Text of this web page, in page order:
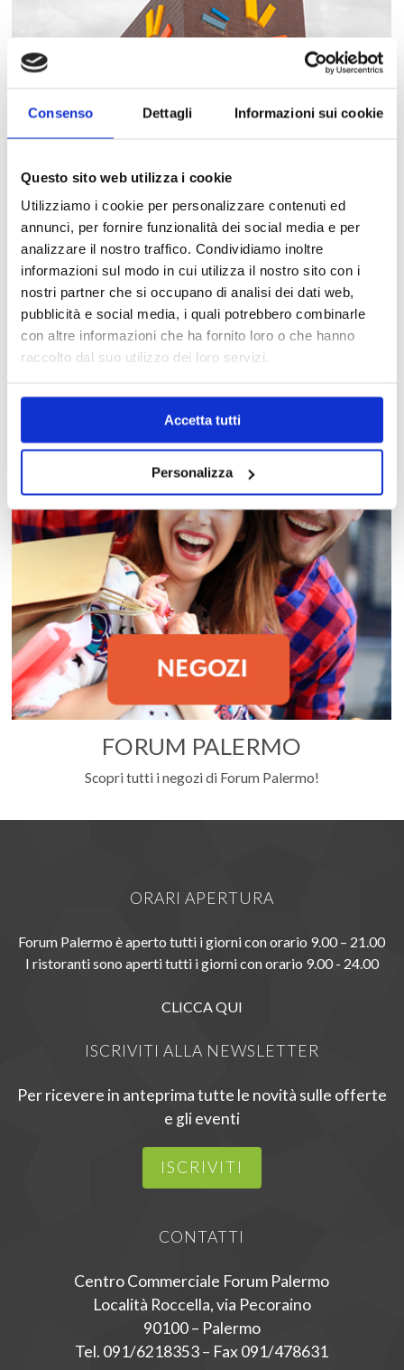
Consenso Dettagli Informazioni sui cookie
Questo sito web utilizza i cookie
Utilizziamo i cookie per personalizzare contenuti ed
annunci, per fornire funzionalità dei social media e per
analizzare il nostro traffico. Condividiamo inoltre
informazioni sul modo in cui utilizza il nostro sito con i
nostri partner che si occupano di analisi dei dati web,
pubblicità e social media, i quali potrebbero combinarle
con altre informazioni che ha fornito loro o che hanno
raccolto dal suo utilizzo dei loro servizi.
Accetta tutti
Personalizza
MAPPA DEL CENTRO
Trova in un attimo il punto vendita che ti interessa!
FORUM PALERMO
Scopri tutti i negozi di Forum Palermo!
ORARI APERTURA
Forum Palermo è aperto tutti i giorni con orario 9.00 – 21.00
I ristoranti sono aperti tutti i giorni con orario 9.00 - 24.00
CLICCA QUI
ISCRIVITI ALLA NEWSLETTER
Per ricevere in anteprima tutte le novità sulle offerte
e gli eventi
ISCRIVITI
CONTATTI
Centro Commerciale Forum Palermo
Località Roccella, via Pecoraino
90100 – Palermo
Tel. 091/6218353 – Fax 091/478631